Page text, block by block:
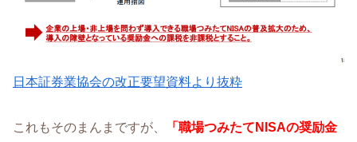
日本証券業協会の改正要望資料より抜粋
これもそのまんまですが、
「職場つみたてNISAの奨励金